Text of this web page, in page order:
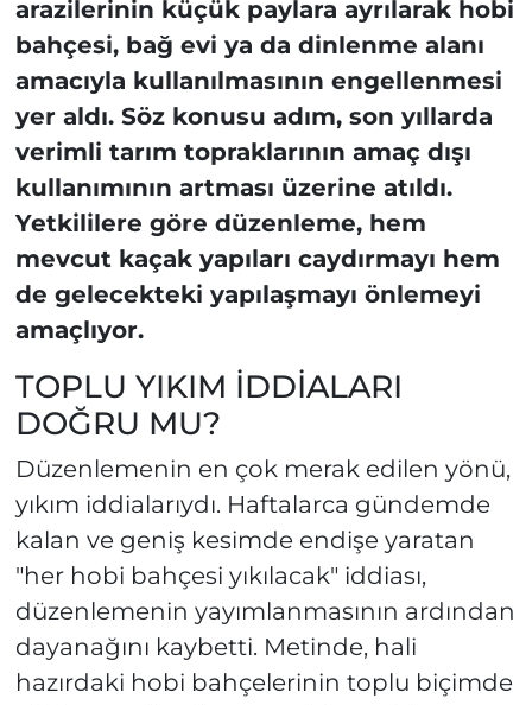
arazilerinin küçük paylara ayrılarak hobi
bahçesi, bağ evi ya da dinlenme alanı
amacıyla kullanılmasının engellenmesi
yer aldı. Söz konusu adım, son yıllarda
verimli tarım topraklarının amaç dışı
kullanımının artması üzerine atıldı.
Yetkililere göre düzenleme, hem
mevcut kaçak yapıları caydırmayı hem
de gelecekteki yapılaşmayı önlemeyi
amaçlıyor.
TOPLU YIKIM İDDİALARI
DOĞRU MU?
Düzenlemenin en çok merak edilen yönü,
yıkım iddialarıydı. Haftalarca gündemde
kalan ve geniş kesimde endişe yaratan
"her hobi bahçesi yıkılacak" iddiası,
düzenlemenin yayımlanmasının ardından
dayanağını kaybetti. Metinde, hali
hazırdaki hobi bahçelerinin toplu biçimde